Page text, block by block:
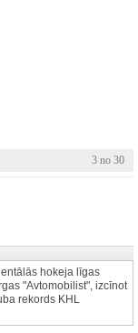
3 no 30
hokeja līgas
"Avtomobilist", izcīnot
rekords KHL